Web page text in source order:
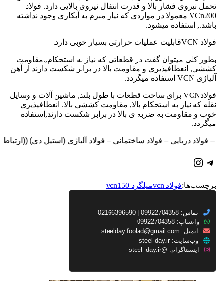
تحمل نیروی فشار بالا و قدرت انتقال نیروی بالایی دارد. فولاد
VCn200 معمولا در مواردی که نیاز مبرم به آبکاری وجود نداشته
باشد., استفاده میشود.
فولاد VCNقابلیت عملیات حرارتی بسیار خوبی دارد.
بطور کلی میتوان گفت در قطعاتی که نیاز به استحکام,.مقاومت
کششی, انعطافپذیری و مقاومت بالا در برابر شکست دارند از آهن
آلیاژی VCN استفاده میگردد.
فولادVCN برای ساخت قطعات با طول بلند, ماشین آلات و وسایل
نقله که نیاز به استحکام بالا, مقاومت کششی بالا. انعطافپذیری
خوب و مقاومت به ضربه ی بالا در برابر شکست دارند,استفاده
میگردد.
فولاد دریایی – فولاد ساختمانی – فولاد آلیاژی (استیل دی) ((ارتباط سریع با واحد
تلگراماینستاگرم
برچسب‌ها:فولاد vcn میلگرد vcn150
تماس: 09922704358 | 02166396590
واتساپ: 09922704358
ایمیل: steelday.foolad@gmail.com
وب‌سایت: steel-day.ir
اینستاگرام: @steel_day.ir